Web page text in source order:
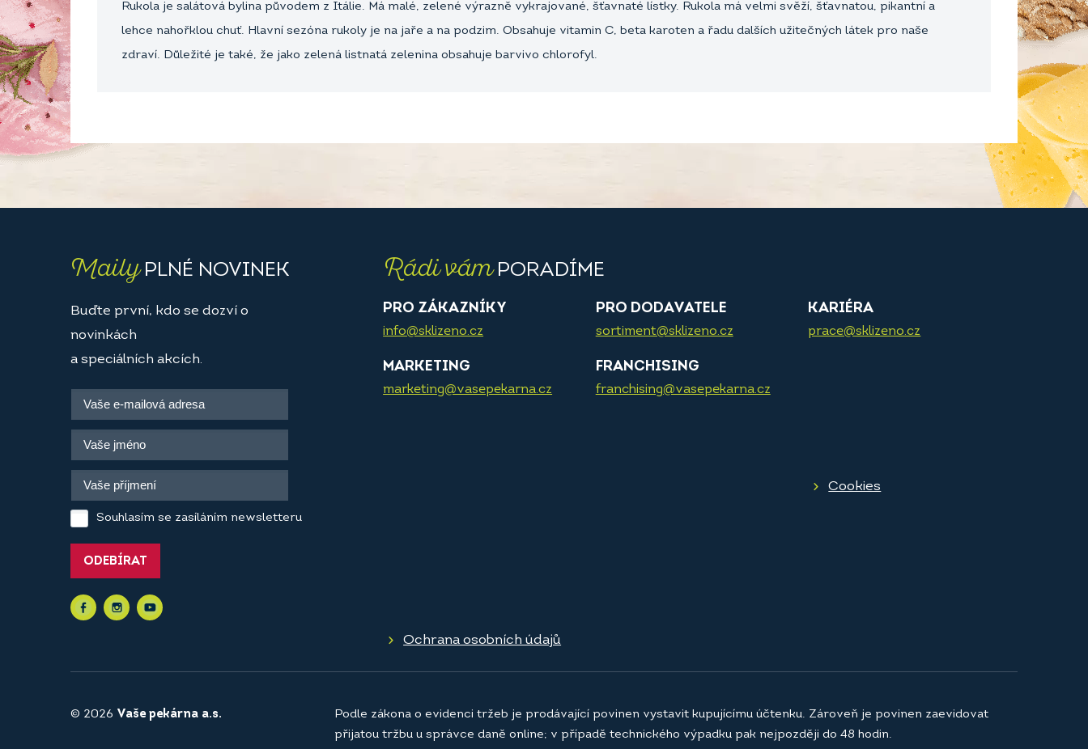
Rukola je salátová bylina původem z Itálie. Má malé, zelené výrazně vykrajované, šťavnaté lístky. Rukola má velmi svěží, šťavnatou, pikantní a
lehce nahořklou chuť. Hlavní sezóna rukoly je na jaře a na podzim. Obsahuje vitamin C, beta karoten a řadu dalších užitečných látek pro naše
zdraví. Důležité je také, že jako zelená listnatá zelenina obsahuje barvivo chlorofyl.
MailyPLNÉ NOVINEK
Buďte první, kdo se dozví o
novinkách
a speciálních akcích.
Souhlasím se zasíláním newsletteru
ODEBÍRAT
Rádi vámPORADÍME
PRO ZÁKAZNÍKY
info@sklizeno.cz
PRO DODAVATELE
sortiment@sklizeno.cz
KARIÉRA
prace@sklizeno.cz
MARKETING
marketing@vasepekarna.cz
FRANCHISING
franchising@vasepekarna.cz
Cookies
Ochrana osobních údajů
© 2026 Vaše pekárna a.s.
Podle zákona o evidenci tržeb je prodávající povinen vystavit kupujícímu účtenku. Zároveň je povinen zaevidovat
přijatou tržbu u správce daně online; v případě technického výpadku pak nejpozději do 48 hodin.